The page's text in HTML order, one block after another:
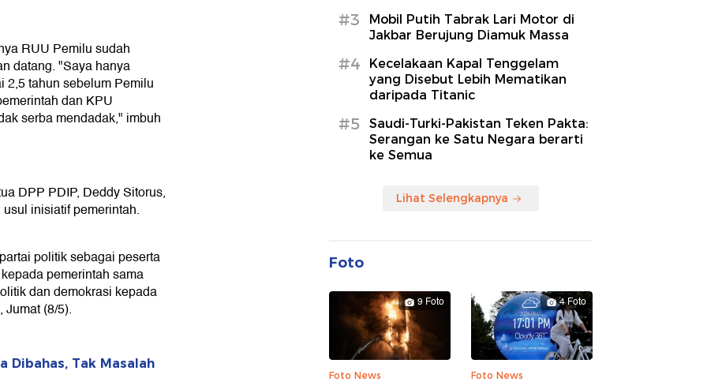
RUU Pemilu sudah
datang. "Saya hanya
2,5 tahun sebelum Pemilu
dan KPU
serba mendadak," imbuh
DPP PDIP, Deddy Sitorus,
inisiatif pemerintah.
politik sebagai peserta
pemerintah sama
dan demokrasi kepada
(8/5).
Dibahas, Tak Masalah
#3
Mobil Putih Tabrak Lari Motor di
Jakbar Berujung Diamuk Massa
#4
Kecelakaan Kapal Tenggelam
yang Disebut Lebih Mematikan
daripada Titanic
#5
Saudi-Turki-Pakistan Teken Pakta:
Serangan ke Satu Negara berarti
ke Semua
Lihat Selengkapnya
Foto
9 Foto
Foto News
4 Foto
Foto News